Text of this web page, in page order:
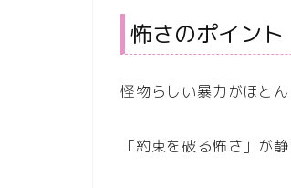
怖さのポイント
怪物らしい暴力がほと
「約束を破る怖さ」が